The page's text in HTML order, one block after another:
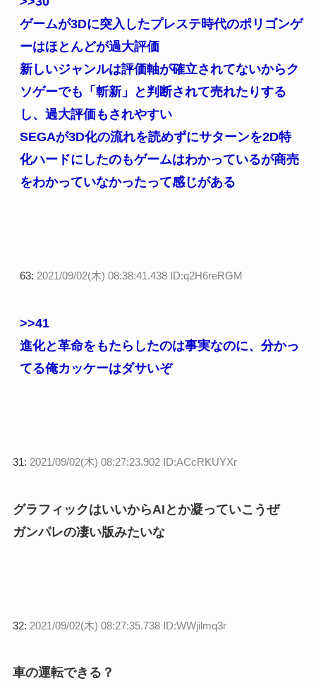
ゲームが3Dに突入したプレステ時代のポリゴンゲ
ーはほとんどが過大評価
新しいジャンルは評価軸が確立されてないからク
ソゲーでも「斬新」と判断されて売れたりする
し、過大評価もされやすい
SEGAが3D化の流れを読めずにサターンを2D特
化ハードにしたのもゲームはわかっているが商売
をわかっていなかったって感じがある
63: 2021/09/02(木) 08:38:41.438 ID:q2H6reRGM
>>41
進化と革命をもたらしたのは事実なのに、分かっ
てる俺カッケーはダサいぞ
31: 2021/09/02(木) 08:27:23.902 ID:ACcRKUYXr
グラフィックはいいからAIとか凝っていこうぜ
ガンパレの凄い版みたいな
32: 2021/09/02(木) 08:27:35.738 ID:WWjilmq3r
車の運転できる？